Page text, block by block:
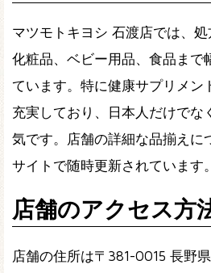
マツモトキヨシ 石渡店では、処
化粧品、ベビー用品、食品まで
ています。特に健康サプリメン
充実しており、日本人だけでな
気です。店舗の詳細な品揃えに
サイトで随時更新されています。
店舗のアクセス方
店舗の住所は〒381-0015 長野